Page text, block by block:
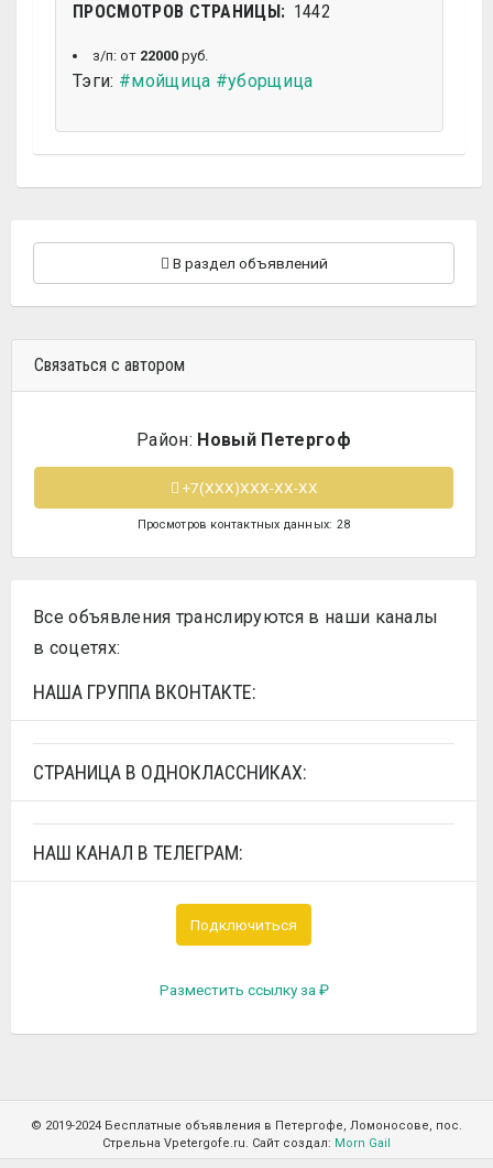
ПРОСМОТРОВ СТРАНИЦЫ: 1442
з/п: от 22000 руб.
Тэги: #мойщица #уборщица
В раздел объявлений
Связаться с автором
Район: Новый Петергоф
+7(XXX)XXX-XX-XX
Просмотров контактных данных: 28
Все объявления транслируются в наши каналы
в соцетях:
НАША ГРУППА ВКОНТАКТЕ:
СТРАНИЦА В ОДНОКЛАССНИКАХ:
НАШ КАНАЛ В ТЕЛЕГРАМ:
Подключиться
Разместить ссылку за₽
© 2019-2024 Бесплатные объявления в Петергофе, Ломоносове, пос.
Стрельна Vpetergofe.ru. Сайт создал: Morn Gail